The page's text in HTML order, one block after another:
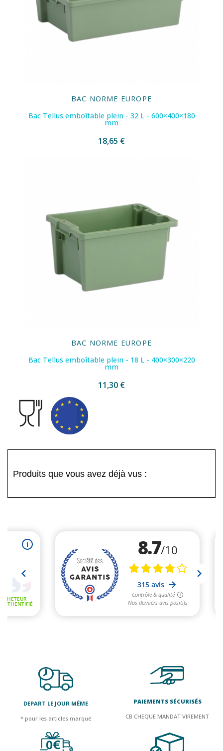
BAC NORME EUROPE
Bac Tellus emboîtable plein - 32 L - 600×400×180
mm
18,65 €
BAC NORME EUROPE
Bac Tellus emboîtable plein - 18 L - 400×300×220
mm
11,30 €
Produits que vous avez déjà vus :
DEPART LE JOUR MÊME
* pour les articles marqué
PAIEMENTS SÉCURISÉS
CB CHEQUE MANDAT VIREMENT